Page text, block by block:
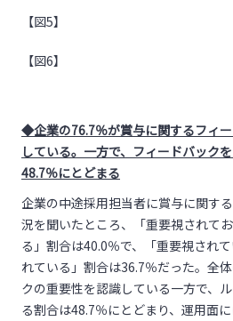
【図5】
【図6】
◆企業の76.7％が賞与に関するフィ
している。一方で、フィードバック
48.7％にとどまる
企業の中途採用担当者に賞与に関す
況を聞いたところ、「重要視されて
る」割合は40.0％で、「重要視され
れている」割合は36.7％だった。全
クの重要性を認識している一方で、
る割合は48.7％にとどまり、運用面